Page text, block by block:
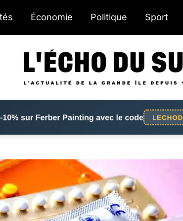
Économie Politique Sport